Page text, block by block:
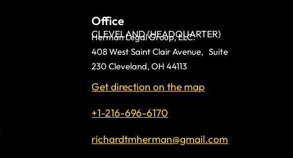
Office
CLEVELAND (HEADQUARTER)
Herman Legal Group, LLC.
408 West Saint Clair Avenue, Suite
230 Cleveland, OH 44113
Get direction on the map
+1-216-696-6170
richardtmherman@gmail.com